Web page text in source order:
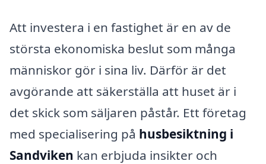
Att investera i en fastighet är en av de
största ekonomiska beslut som många
människor gör i sina liv. Därför är det
avgörande att säkerställa att huset är i
det skick som säljaren påstår. Ett företag
med specialisering på husbesiktning i
Sandviken kan erbjuda insikter och